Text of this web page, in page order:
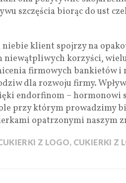
szczęścia biorąc do ust
klient spojrzy na
niewątpliwych korzyści,
firmowych bankietów i
dla rozwoju firmy.
endorfinom – hormonowi
przy którym prowadzimy
opatrzonymi naszym
Z LOGO, CUKIERKI Z